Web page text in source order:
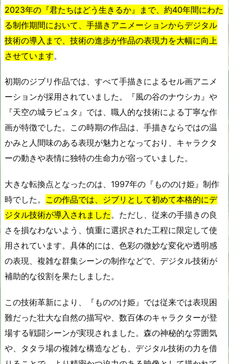
2023年の『君たちはどう生きるか』まで、約40年間にわた
る制作期間において、手描きアニメーションからデジタル
技術の導入まで、技術の進歩が作品の表現力を大幅に向上
させています。
初期のジブリ作品では、すべて手描きによるセル画アニメ
ーションが採用されていました。『風の谷のナウシカ』や
『天空の城ラピュタ』では、職人的な技術による丁寧な作
画が特徴でした。この時期の作品は、手描きならではの温
かみと人間味のある表現が魅力となっており、キャラクタ
ーの動きや表情に独特の生命力が宿っていました。
大きな転換点となったのは、1997年の『もののけ姫』制作
時でした。 この作品では、ジブリとして初めて本格的にデ
ジタル技術が導入されました。ただし、従来の手描きの良
さを損なわないよう、慎重に選択された工程に限定して使
用されています。具体的には、色彩の微妙な変化や透明感
の表現、複雑な群集シーンの制作などで、デジタル技術が
補助的な役割を果たしました。
この技術革新により、『もののけ姫』では従来では表現困
難だった壮大な自然の描写や、数百体のキャラクターが登
場する戦闘シーンが実現されました。森の神秘的な雰囲気
や、タタラ場の複雑な構造なども、デジタル技術の力を借